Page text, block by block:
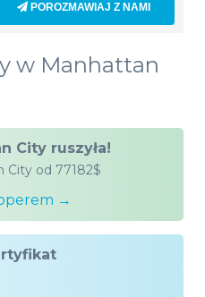
POROZMAWIAJ Z NAMI
w Manhattan
City ruszyła!
od 77182$
→